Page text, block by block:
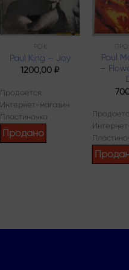
РОК
Paul King – Joy
1200,00₽
Продается:
Интернет-магазин
Пластиночка
Продано
Paul
–